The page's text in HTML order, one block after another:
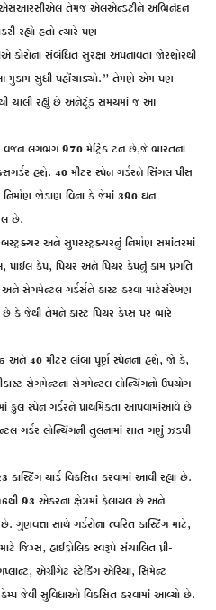
તેમજ એલએન્ડટીને અભિનંદન
રહ્યો હતો ત્યારે પણ
સંબંધિત સુરક્ષા અપનાવતા જોરશોરથી
મુકામ સુધી પહોંચાડ્યો.” તેમણે એમ પણ
ચાલી રહ્યું છે અનેટૂંક સમયમાં જ આ
વજન લગભગ 970 મેટ્રિક ટન છે,જે ભારતના
હશે. 40 મીટર સ્પેન ગર્ડરને સિંગલ પીસ
જોડાણ વિના કે જેમાં 390 ઘન
છે.
અને સુપરસ્ટ્રક્ચરનું નિર્માણ સમાંતરમાં
કેપ, પિયર અને પિયર કેપનું કામ પ્રગતિ
સેગમેન્ટલ ગર્ડર્સને કાસ્ટ કરવા માટેસંરેખણ
છે કે જેથી તેમને કાસ્ટ પિયર કેપ્સ પર ભારે
અને 40 મીટર લાંબા પૂર્ણ સ્પેનના હશે, જો કે,
સેગમેન્ટના સેગમેન્ટલ લોન્ચિંગનો ઉપયોગ
ફુલ સ્પેન ગર્ડરને પ્રાથમિકતા આપવામાંઆવે છે
ગર્ડર લોન્ચિંગની તુલનામાં સાત ગણું ઝડપી
યાર્ડ વિકસિત કરવામાં આવી રહ્યા છે.
93 એકરના ક્ષેત્રમાં ફેલાયલ છે અને
સાથે ગર્ડરોના ત્વરિત કાસ્ટિંગ માટે,
જિગ્સ, હાઈડ્રોલિક સ્વરૂપે સંચાલિત પ્રી-
એગ્રીગેટ સ્ટેકિંગ એરિયા, સિમેન્ટ
જેવી સુવિધાઓ વિકસિત કરવામાં આવ્યો છે.